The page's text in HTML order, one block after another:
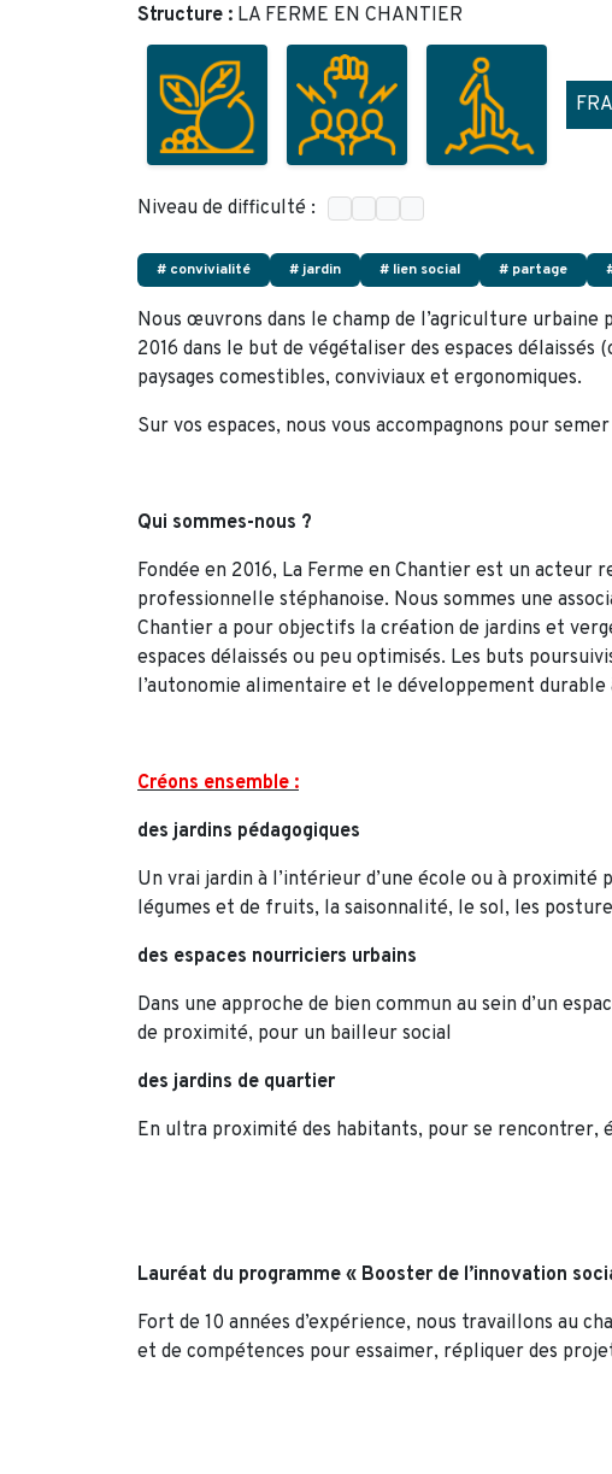
Structure : LA FERME EN CHANTIER
Niveau de difficulté :
# convivialité # jardin # lien social # partage
Nous œuvrons dans le champ de l’agriculture
2016 dans le but de végétaliser des espaces
paysages comestibles, conviviaux et ergonomiques.
Sur vos espaces, nous vous accompagnons pour
Qui sommes-nous ?
Fondée en 2016, La Ferme en Chantier est un acteur
professionnelle stéphanoise. Nous sommes une
Chantier a pour objectifs la création de jardins et
espaces délaissés ou peu optimisés. Les buts
l’autonomie alimentaire et le développement durable
Créons ensemble :
des jardins pédagogiques
Un vrai jardin à l’intérieur d’une école ou à
légumes et de fruits, la saisonnalité, le sol, les
des espaces nourriciers urbains
Dans une approche de bien commun au sein d’un
de proximité, pour un bailleur social
des jardins de quartier
En ultra proximité des habitants, pour se rencontrer,
Lauréat du programme « Booster de l’innovation
Fort de 10 années d’expérience, nous travaillons au
et de compétences pour essaimer, répliquer des